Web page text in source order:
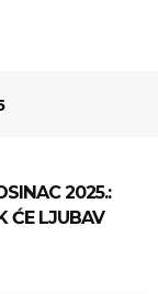
2025.:
ĆE LJUBAV